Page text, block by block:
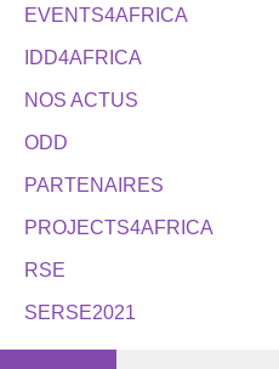
EVENTS4AFRICA
IDD4AFRICA
NOS ACTUS
ODD
PARTENAIRES
PROJECTS4AFRICA
RSE
SERSE2021